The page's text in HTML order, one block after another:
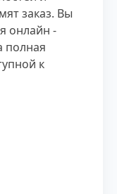
заказ. Вы
онлайн -
полная
к